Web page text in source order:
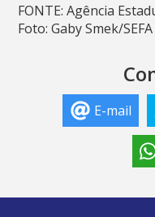
FONTE: Agência
Foto: Gaby Smek/SEFA
E-mail